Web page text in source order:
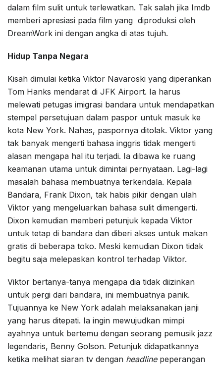
dalam film sulit untuk terlewatkan. Tak salah jika Imdb
memberi apresiasi pada film yang diproduksi oleh
DreamWork ini dengan angka di atas tujuh.
Hidup Tanpa Negara
Kisah dimulai ketika Viktor Navaroski yang diperankan
Tom Hanks mendarat di JFK Airport. Ia harus
melewati petugas imigrasi bandara untuk mendapatkan
stempel persetujuan dalam paspor untuk masuk ke
kota New York. Nahas, paspornya ditolak. Viktor yang
tak banyak mengerti bahasa inggris tidak mengerti
alasan mengapa hal itu terjadi. Ia dibawa ke ruang
keamanan utama untuk dimintai pernyataan. Lagi-lagi
masalah bahasa membuatnya terkendala. Kepala
Bandara, Frank Dixon, tak habis pikir dengan ulah
Viktor yang mengeluarkan bahasa sulit dimengerti.
Dixon kemudian memberi petunjuk kepada Viktor
untuk tetap di bandara dan diberi akses untuk makan
gratis di beberapa toko. Meski kemudian Dixon tidak
begitu saja melepaskan kontrol terhadap Viktor.
Viktor bertanya-tanya mengapa dia tidak diizinkan
untuk pergi dari bandara, ini membuatnya panik.
Tujuannya ke New York adalah melaksanakan janji
yang harus ditepati. Ia ingin mewujudkan mimpi
ayahnya untuk bertemu dengan seorang pemusik jazz
legendaris, Benny Golson. Petunjuk didapatkannya
ketika melihat siaran tv dengan headlinepeperangan